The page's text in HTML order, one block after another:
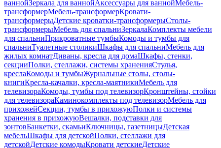
ваннойЗеркала для ваннойАксессуары для ваннойМебель-
трансформерМебель-трансформерКровати-
трансформерыДетские кроватки-трансформерыСтолы-
трансформерыМебель для спальниЗеркалаКомплекты мебели
для спальниПрикроватные тумбыКомоды и тумбы для
спальниТуалетные столикиШкафы для спальниМебель для
жилых комнатДиваны, кресла для домаШкафы, стенки,
секцииПолки, стеллажи, системы храненияСтулья,
креслаКомоды и тумбыЖурнальные столы, столы-
книгиКресла-качалки, кресла-маятникиМебель для
телевизораКомоды, тумбы под телевизорКронштейны, стойки
для телевизораКаминокомплекты под телевизорМебель для
прихожейСекции, тумбы в прихожуюПолки и системы
хранения в прихожуюВешалки, подставки для
зонтовБанкетки, скамьиКлючницы, газетницыДетская
мебельШкафы для детскойПолки, стеллажи для
детскойДетские комодыКровати детскиеДетские